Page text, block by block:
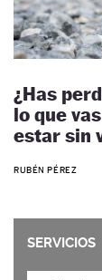
¿Has
lo que
estar sin
RUBÉN PÉREZ